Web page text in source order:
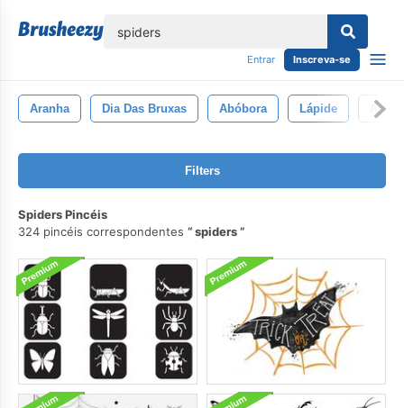
Entrar Inscreva-se
Aranha Dia Das Bruxas Abóbora Lápide
Filters
Spiders Pincéis
324 pincéis correspondentes
spiders